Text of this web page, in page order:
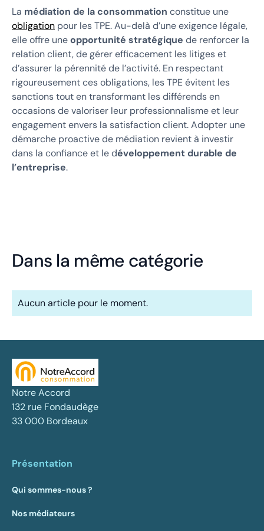
La médiation de la consommation constitue une
obligation pour les TPE. Au-delà d’une exigence légale,
elle offre uneopportunité stratégique de renforcer la
relation client, de gérer efficacement les litiges et
d’assurer la pérennité de l’activité. En respectant
rigoureusement ces obligations, les TPE évitent les
sanctions tout en transformant les différends en
occasions de valoriser leur professionnalisme et leur
engagement envers la satisfaction client. Adopter une
démarche proactive de médiation revient à investir
dans la confiance et le développement durable de
l’entreprise.
Dans la même catégorie
Aucun article pour le moment.
Notre Accord
132 rue Fondaudège
33 000 Bordeaux
Présentation
Qui sommes-nous ?
Nos médiateurs